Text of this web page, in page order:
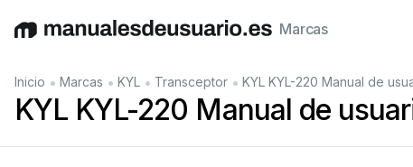
EnglishDeutschEspañolItaliano Français
Marcas
Inicio • Marcas • KYL • Transceptor • KYL KYL-220 Manual de
KYL KYL-220 Manual de